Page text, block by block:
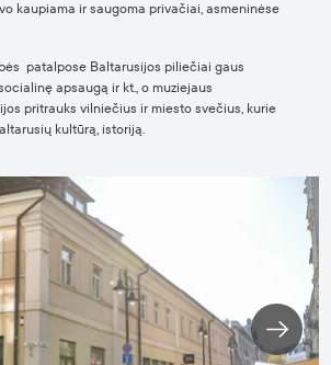
kaupiama ir saugoma privačiai, asmeninėse
patalpose Baltarusijos piliečiai gaus
apsaugą ir kt., o muziejaus
pritrauks vilniečius ir miesto svečius, kurie
kultūrą, istoriją.